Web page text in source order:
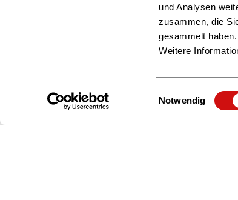
und Analysen
zusammen, die
gesammelt haben.
Weitere
Notwendig